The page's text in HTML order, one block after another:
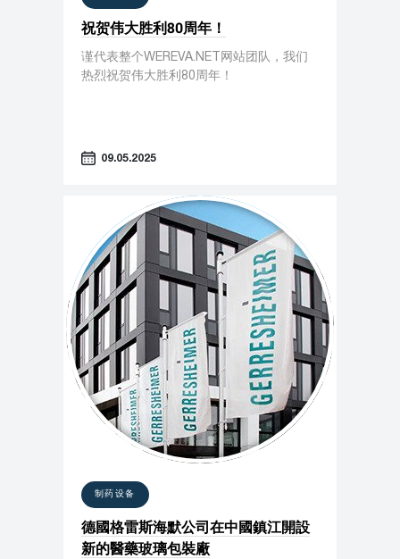
祝贺伟大胜利80周年！
谨代表整个WEREVA.NET网站团队，我们
热烈祝贺伟大胜利80周年！
09.05.2025
制药设备
德國格雷斯海默公司在中國鎮江開設
新的醫藥玻璃包裝廠